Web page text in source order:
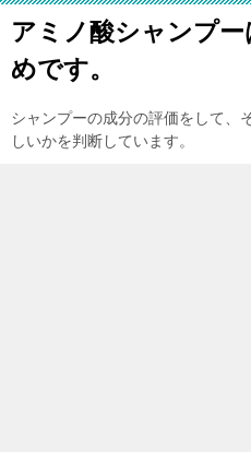
アミノ酸シャンプ
めです。
シャンプーの成分の評価をして、
しいかを判断しています。